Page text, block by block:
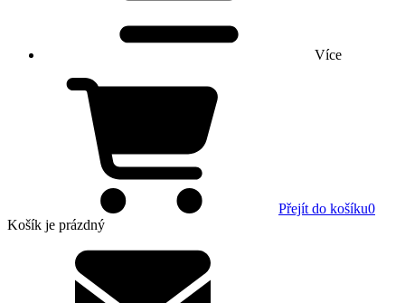
Více
Přejít do košíku0
Košík je prázdný